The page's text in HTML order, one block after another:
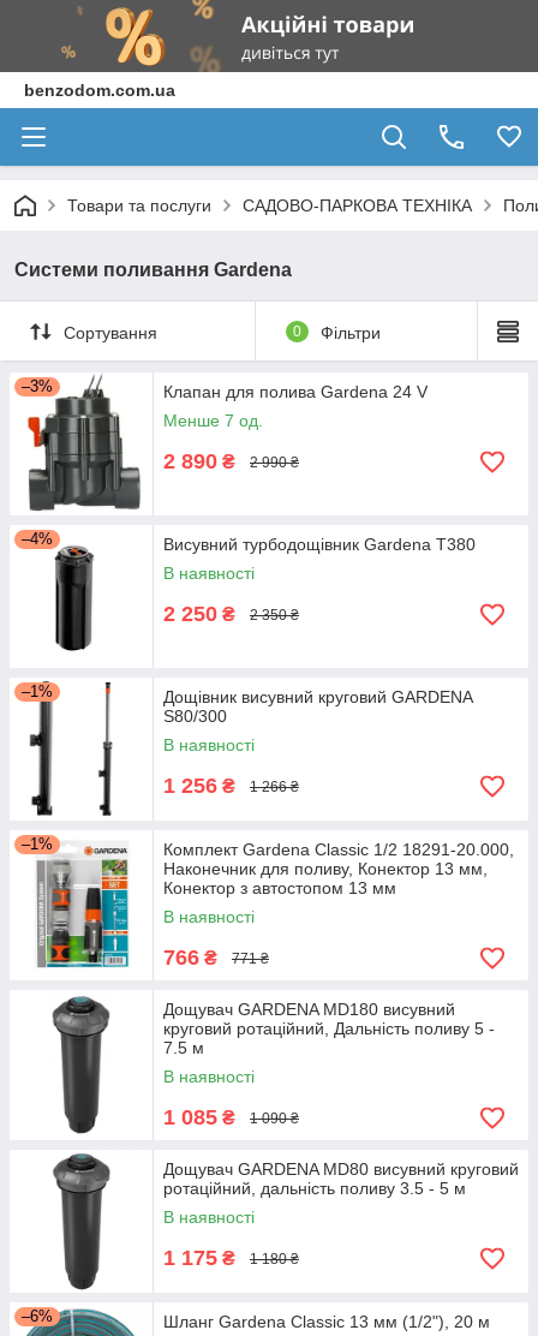
benzodom.com.ua
Товари та послуги САДОВО-ПАРКОВА ТЕХНІКА
Системи поливання Gardena
Сортування 0 Фільтри
–3%
Клапан для полива Gardena 24 V
Менше 7 од.
2 890 ₴ 2 990 ₴
–4%
Висувний турбодощівник Gardena T380
В наявності
2 250 ₴ 2 350 ₴
–1%
Дощівник висувний круговий GARDENA
S80/300
В наявності
1 256 ₴ 1 266 ₴
–1%
Комплект Gardena Classic 1/2 18291-20.000,
Наконечник для поливу, Конектор 13 мм,
Конектор з автостопом 13 мм
В наявності
766 ₴ 771 ₴
Дощувач GARDENA MD180 висувний
круговий ротаційний, Дальність поливу 5 -
7.5 м
В наявності
1 085 ₴ 1 090 ₴
Дощувач GARDENA MD80 висувний круговий
ротаційний, дальність поливу 3.5 - 5 м
В наявності
1 175 ₴ 1 180 ₴
–6%
Шланг Gardena Classic 13 мм (1/2"), 20 м